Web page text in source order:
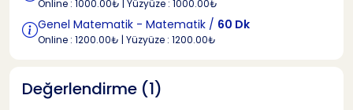
Online : 1000.00₺ | Yüzyüze : 1000.00₺
Genel Matematik - Matematik / 60 Dk
Online : 1200.00₺ | Yüzyüze : 1200.00₺
Değerlendirme (1)